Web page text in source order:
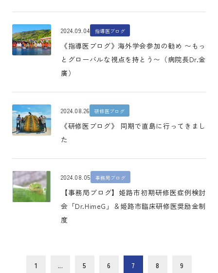
2024.09.04 指導医ブログ
《指導医ブログ》海外学会参加の勧め 〜もっ
とグローバルな視点を持とう〜（病院長Dr.金
廣）
2024.08.26 研修医ブログ
《研修医ブログ》 同期で直島に行ってきまし
た
2024.08.05 事務局ブログ
【事務局ブログ】姫路市初期研修医症例検討
会「Dr.HimeG」＆姫路市臨床研修医奨励金制
度
1 ... 5 6 7 8 9